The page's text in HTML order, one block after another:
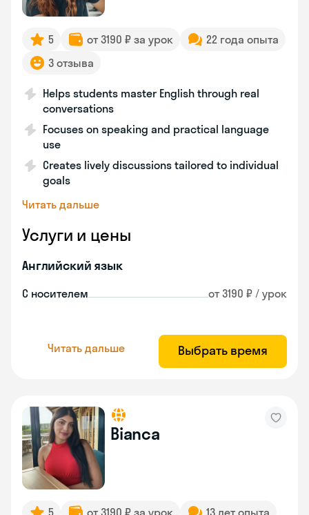
5 от 3190 ₽ за урок
22 года опыта
3 отзыва
Helps students master English through real
conversations
Focuses on speaking and practical language
use
Creates lively discussions tailored to individual
goals
Читать дальше
Услуги и цены
Английский язык
С носителем от 3190 ₽ / урок
Читать дальше Выбрать время
Bianca
5 от 3190 ₽ за урок 13 лет опыта